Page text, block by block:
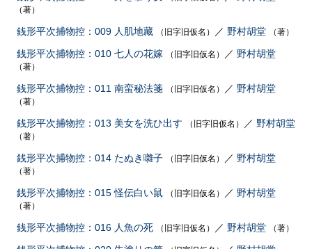
（著）
銭形平次捕物控：009 人肌地藏 （旧字旧仮名） ／ 野村胡堂 （著）
銭形平次捕物控：010 七人の花嫁 （旧字旧仮名） ／ 野村胡堂
（著）
銭形平次捕物控：011 南蛮秘法箋 （旧字旧仮名） ／ 野村胡堂
（著）
銭形平次捕物控：013 美女を洗ひ出す （旧字旧仮名） ／ 野村胡堂
（著）
銭形平次捕物控：014 たぬき囃子 （旧字旧仮名） ／ 野村胡堂
（著）
銭形平次捕物控：015 怪伝白い鼠 （旧字旧仮名） ／ 野村胡堂
（著）
銭形平次捕物控：016 人魚の死 （旧字旧仮名） ／ 野村胡堂 （著）